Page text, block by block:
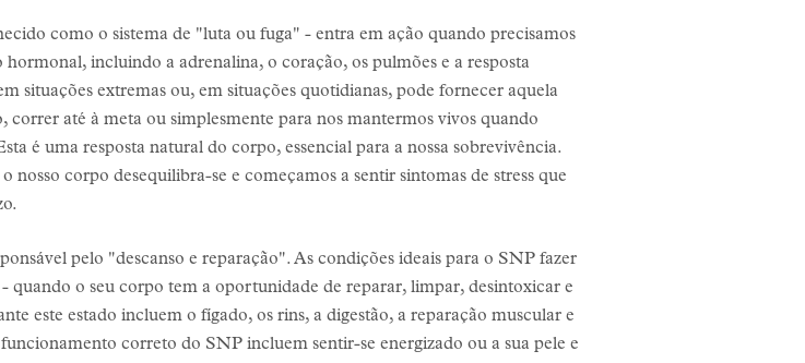
como o sistema de "luta ou fuga" - entra em ação quando precisamos
hormonal, incluindo a adrenalina, o coração, os pulmões e a resposta
situações extremas ou, em situações quotidianas, pode fornecer aquela
até à meta ou simplesmente para nos mantermos vivos quando
é uma resposta natural do corpo, essencial para a nossa sobrevivência.
corpo desequilibra-se e começamos a sentir sintomas de stress que
pelo "descanso e reparação". As condições ideais para o SNP fazer
quando o seu corpo tem a oportunidade de reparar, limpar, desintoxicar e
este estado incluem o fígado, os rins, a digestão, a reparação muscular e
correto do SNP incluem sentir-se energizado ou a sua pele e